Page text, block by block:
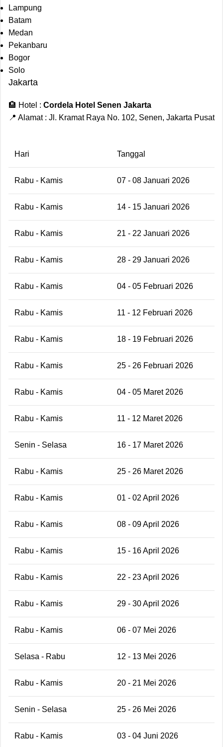
Lampung
Batam
Medan
Pekanbaru
Bogor
Solo
Jakarta
🏨 Hotel : Cordela Hotel Senen Jakarta
📍 Alamat : Jl. Kramat Raya No. 102, Senen, Jakarta Pusat
Hari Tanggal
Rabu - Kamis 07 - 08 Januari 2026
Rabu - Kamis 14 - 15 Januari 2026
Rabu - Kamis 21 - 22 Januari 2026
Rabu - Kamis 28 - 29 Januari 2026
Rabu - Kamis 04 - 05 Februari 2026
Rabu - Kamis 11 - 12 Februari 2026
Rabu - Kamis 18 - 19 Februari 2026
Rabu - Kamis 25 - 26 Februari 2026
Rabu - Kamis 04 - 05 Maret 2026
Rabu - Kamis 11 - 12 Maret 2026
Senin - Selasa 16 - 17 Maret 2026
Rabu - Kamis 25 - 26 Maret 2026
Rabu - Kamis 01 - 02 April 2026
Rabu - Kamis 08 - 09 April 2026
Rabu - Kamis 15 - 16 April 2026
Rabu - Kamis 22 - 23 April 2026
Rabu - Kamis 29 - 30 April 2026
Rabu - Kamis 06 - 07 Mei 2026
Selasa - Rabu 12 - 13 Mei 2026
Rabu - Kamis 20 - 21 Mei 2026
Senin - Selasa 25 - 26 Mei 2026
Rabu - Kamis 03 - 04 Juni 2026